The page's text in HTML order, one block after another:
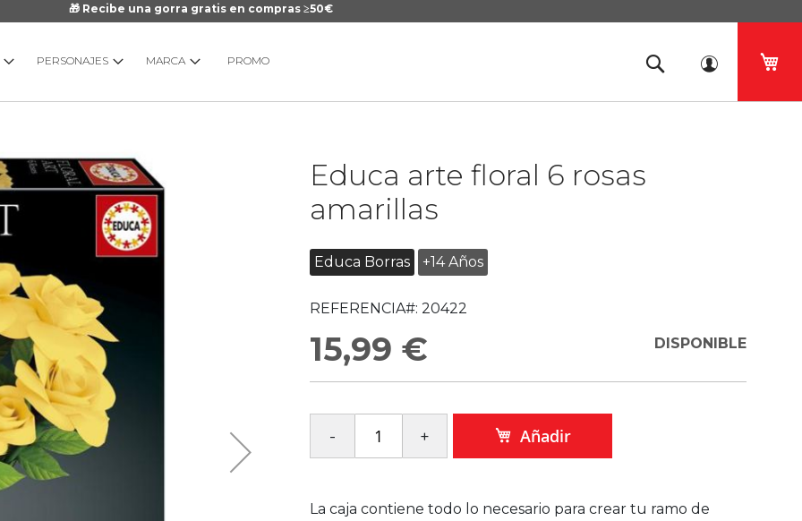
🎁 Recibe una gorra gratis en compras ≥50€
PERSONAJES MARCA PROMO
Educa arte floral 6 rosas
amarillas
Educa Borras +14 Años
REFERENCIA#: 20422
15,99 € DISPONIBLE
Añadir
La caja contiene todo lo necesario para crear tu ramo de
galería
imágenes